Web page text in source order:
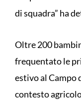
di squadra” ha
Oltre 200
frequentato le
estivo al Campo
contesto